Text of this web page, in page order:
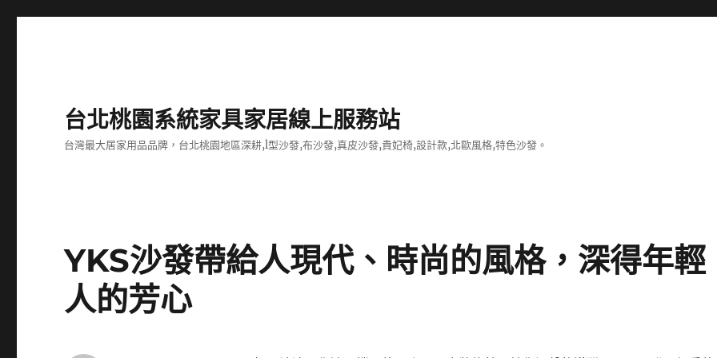
台北桃園系統家具家居線上服務站
台灣最大居家用品品牌，台北桃園地區深耕,l型沙發,布沙發,真皮沙發,貴妃椅,設計款,北歐風格,特色沙發。
YKS沙發帶給人現代、時尚的風格，深得年輕
人的芳心